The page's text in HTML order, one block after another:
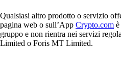
Qualsiasi altro prodotto o servizio
pagina web o sull’App Crypto.com
gruppo e non rientra nei servizi
Limited o Foris MT Limited.